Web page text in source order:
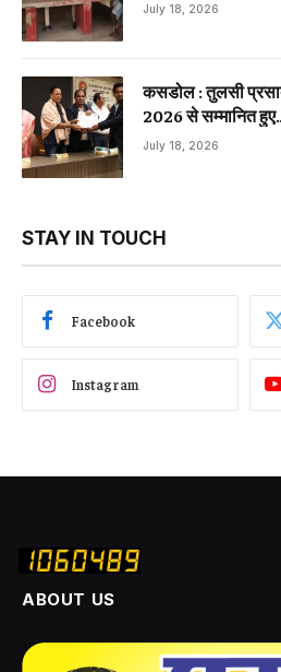
July 18, 2026
कसडोल : तुलसी प्रसाद
2026 से सम्मानित हुए…
July 18, 2026
STAY IN TOUCH
Facebook
Instagram
ABOUT US